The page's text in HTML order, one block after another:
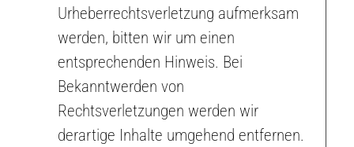
Urheberrechtsverletzung aufmerksam
werden, bitten wir um einen
entsprechenden Hinweis. Bei
Bekanntwerden von
Rechtsverletzungen werden wir
derartige Inhalte umgehend entfernen.